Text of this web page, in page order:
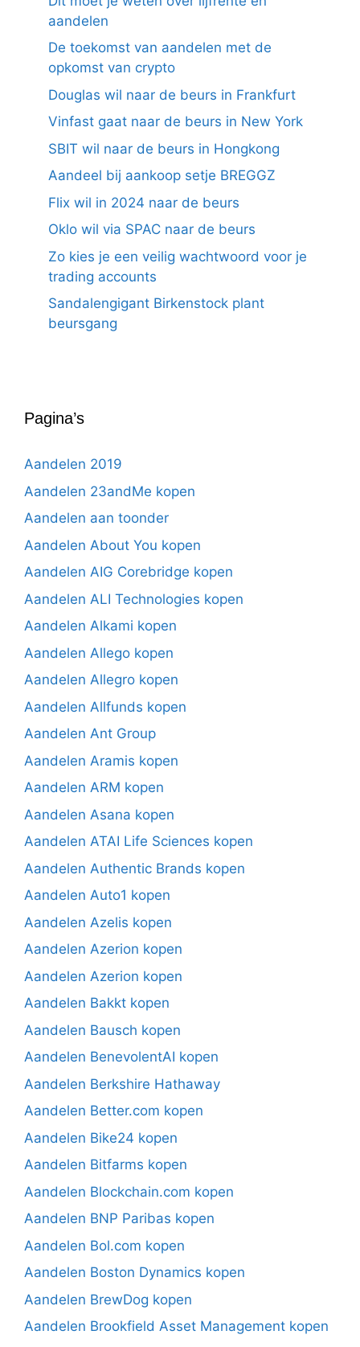
aandelen
De toekomst van aandelen met de
opkomst van crypto
Douglas wil naar de beurs in Frankfurt
Vinfast gaat naar de beurs in New York
SBIT wil naar de beurs in Hongkong
Aandeel bij aankoop setje BREGGZ
Flix wil in 2024 naar de beurs
Oklo wil via SPAC naar de beurs
Zo kies je een veilig wachtwoord voor je
trading accounts
Sandalengigant Birkenstock plant
beursgang
Pagina’s
Aandelen 2019
Aandelen 23andMe kopen
Aandelen aan toonder
Aandelen About You kopen
Aandelen AIG Corebridge kopen
Aandelen ALI Technologies kopen
Aandelen Alkami kopen
Aandelen Allego kopen
Aandelen Allegro kopen
Aandelen Allfunds kopen
Aandelen Ant Group
Aandelen Aramis kopen
Aandelen ARM kopen
Aandelen Asana kopen
Aandelen ATAI Life Sciences kopen
Aandelen Authentic Brands kopen
Aandelen Auto1 kopen
Aandelen Azelis kopen
Aandelen Azerion kopen
Aandelen Azerion kopen
Aandelen Bakkt kopen
Aandelen Bausch kopen
Aandelen BenevolentAI kopen
Aandelen Berkshire Hathaway
Aandelen Better.com kopen
Aandelen Bike24 kopen
Aandelen Bitfarms kopen
Aandelen Blockchain.com kopen
Aandelen BNP Paribas kopen
Aandelen Bol.com kopen
Aandelen Boston Dynamics kopen
Aandelen BrewDog kopen
Aandelen Brookfield Asset Management kopen